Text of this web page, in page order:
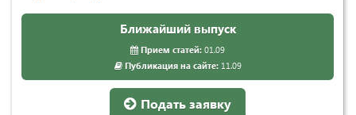
Ближайший выпуск
Прием статей: 01.09
Публикация на сайте:11.09
Подать заявку